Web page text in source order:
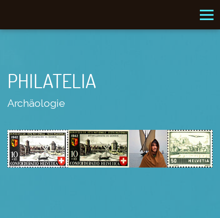
PHILATELIA
Archäologie